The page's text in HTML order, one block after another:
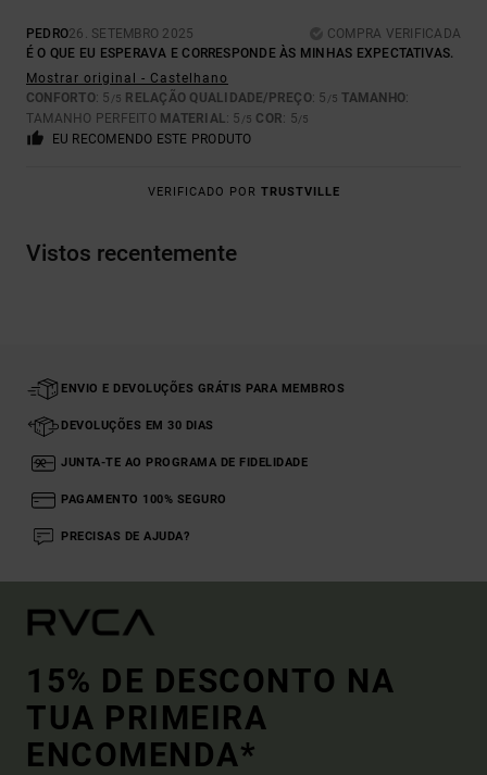
PEDRO26. SETEMBRO 2025
COMPRA VERIFICADA
É O QUE EU ESPERAVA E CORRESPONDE ÀS MINHAS EXPECTATIVAS.
Mostrar original - Castelhano
CONFORTO: 5 /5 RELAÇÃO QUALIDADE/PREÇO: 5 /5 TAMANHO:
TAMANHO PERFEITO MATERIAL: 5 /5 COR: 5/5
EU RECOMENDO ESTE PRODUTO
VERIFICADO POR TRUSTVILLE
Vistos recentemente
ENVIO E DEVOLUÇÕES GRÁTIS PARA MEMBROS
DEVOLUÇÕES EM 30 DIAS
JUNTA-TE AO PROGRAMA DE FIDELIDADE
PAGAMENTO 100% SEGURO
PRECISAS DE AJUDA?
15% DE DESCONTO NA
TUA PRIMEIRA
ENCOMENDA*